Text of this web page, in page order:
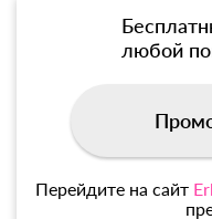
любой
Перейдите на сайт